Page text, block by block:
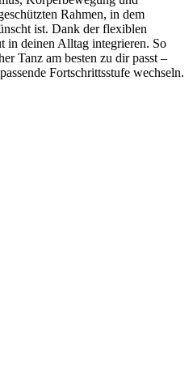
Rahmen, in dem
ist. Dank der flexiblen
in deinen Alltag integrieren. So
Tanz am besten zu dir passt –
Fortschrittsstufe wechseln.